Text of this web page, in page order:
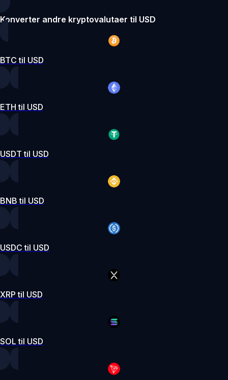
Konverter andre kryptovalutaer til USD
BTC til USD
ETH til USD
USDT til USD
BNB til USD
USDC til USD
XRP til USD
SOL til USD